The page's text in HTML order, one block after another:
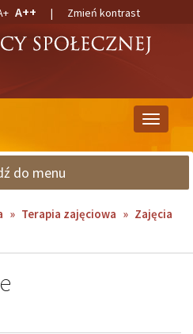
A++ | Zmień kontrast
Przełącz
do menu
» Terapia zajęciowa » Zajęcia